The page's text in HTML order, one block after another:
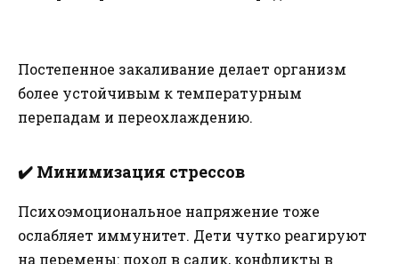
Постепенное закаливание делает организм
более устойчивым к температурным
перепадам и переохлаждению.
✔️ Минимизация стрессов
Психоэмоциональное напряжение тоже
ослабляет иммунитет. Дети чутко реагируют
на перемены: поход в садик, конфликты в